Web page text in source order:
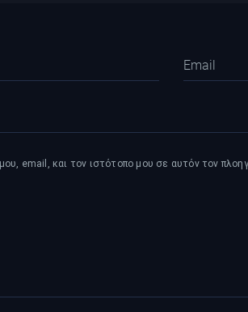
email, και τον ιστότοπο μου σε αυτόν τον